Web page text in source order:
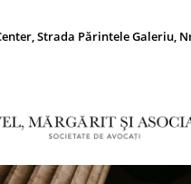
Strada Părintele Galeriu,